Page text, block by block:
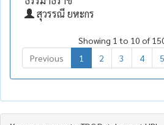
สุวรรณี ยหะกร
Showing 1 to 10 of
Previous
1 2 3 4 5